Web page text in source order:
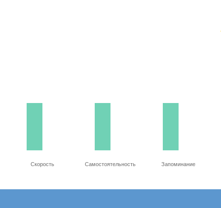
Скорость Самостоятельность Запоминание